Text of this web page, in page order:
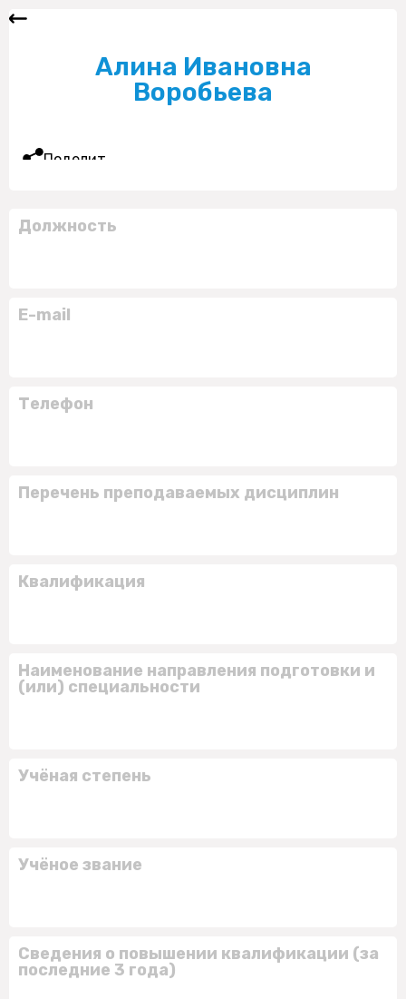
Алина Ивановна
Воробьева
Поделиться
Должность
E-mail
Телефон
Перечень преподаваемых дисциплин
Квалификация
Наименование направления подготовки и
(или) специальности
Учёная степень
Учёное звание
Сведения о повышении квалификации (за
последние 3 года)